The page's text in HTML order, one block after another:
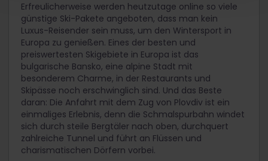
Erfreulicherweise werden heutzutage online so viele
günstige Ski-Pakete angeboten, dass man kein
Luxus-Reisender sein muss, um den Wintersport in
Europa zu genießen. Eines der besten und
preiswertesten Skigebiete in Europa ist das
bulgarische Bansko, eine alpine Stadt mit
besonderem Charme, in der Restaurants und
Skipässe noch erschwinglich sind. Und das Beste
daran: Die Anfahrt mit dem Zug von Plovdiv ist ein
einmaliges Erlebnis, denn die Schmalspurbahn windet
sich durch steile Bergtäler nach oben, durchquert
zahlreiche Tunnel und führt an Flüssen und
charismatischen Dörfern vorbei.